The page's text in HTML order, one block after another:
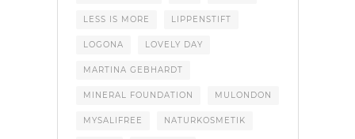
LESS IS MORE LIPPENSTIFT
LOGONA LOVELY DAY
MARTINA GEBHARDT
MINERAL FOUNDATION MULONDON
MYSALIFREE NATURKOSMETIK